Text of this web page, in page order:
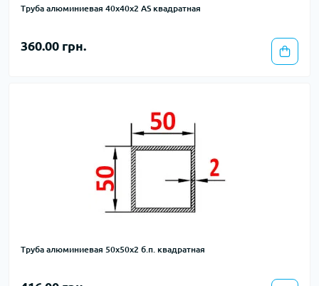
Труба алюминиевая 40х40х2 AS квадратная
360.00 грн.
Труба алюминиевая 50х50х2 б.п. квадратная